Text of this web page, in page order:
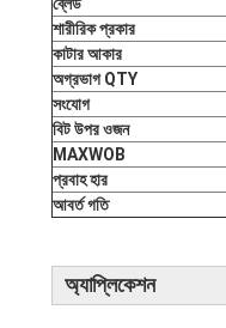
ব্লেড
শারীরিক প্রকার
কাটার আকার
অগ্রভাগ QTY
সংযোগ
বিট উপর ওজন
MAXWOB
প্রবাহ হার
আবর্ত গতি
অ্যাপ্লিকেশন